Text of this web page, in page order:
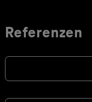
Referenzen